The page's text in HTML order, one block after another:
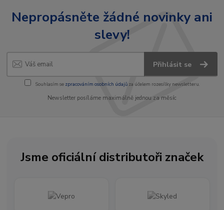
Nepropásněte žádné novinky ani
slevy!
Přihlásit se
Souhlasím se zpracováním osobních údajůza účelem rozesílky newsletteru.
Newsletter posíláme maximálně jednou za měsíc
Jsme oficiální distributoři značek